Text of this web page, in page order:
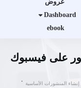
عروض
Dashboard
ebook
إنشاء المنشورات الأساسية